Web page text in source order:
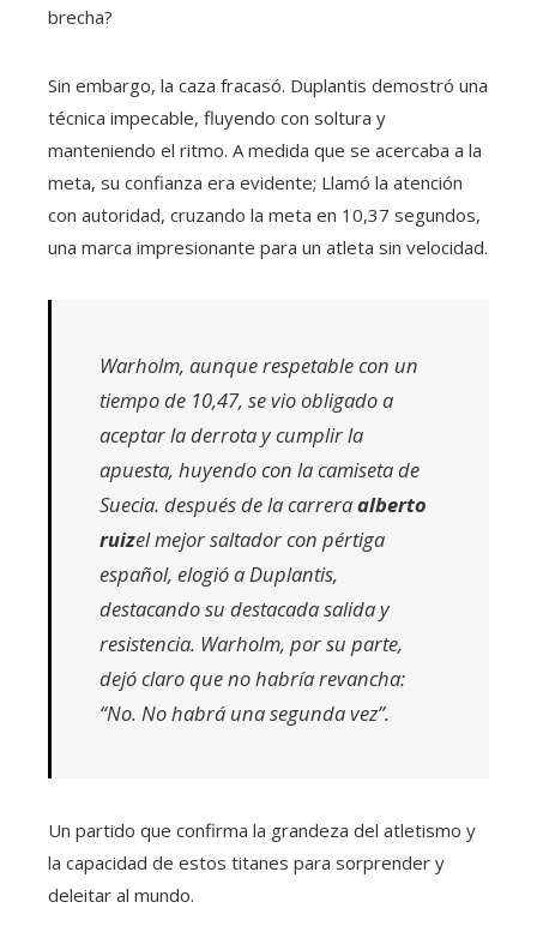
brecha?
Sin embargo, la caza fracasó. Duplantis demostró una
técnica impecable, fluyendo con soltura y
manteniendo el ritmo. A medida que se acercaba a la
meta, su confianza era evidente; Llamó la atención
con autoridad, cruzando la meta en 10,37 segundos,
una marca impresionante para un atleta sin velocidad.
Warholm, aunque respetable con un
tiempo de 10,47, se vio obligado a
aceptar la derrota y cumplir la
apuesta, huyendo con la camiseta de
Suecia. después de la carreraalberto
ruizel mejor saltador con pértiga
español, elogió a Duplantis,
destacando su destacada salida y
resistencia. Warholm, por su parte,
dejó claro que no habría revancha:
“No. No habrá una segunda vez”.
Un partido que confirma la grandeza del atletismo y
la capacidad de estos titanes para sorprender y
deleitar al mundo.